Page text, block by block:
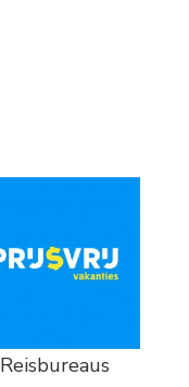
Reisbureaus